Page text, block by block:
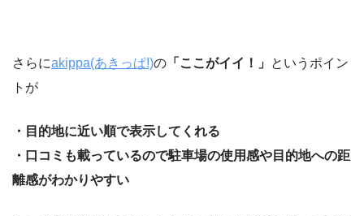
さらにakippa(あきっぱ!)の 「ここがイイ！」 というポイン
トが
・目的地に近い順で表示してくれる
・口コミも載っているので駐車場の使用感や目的地への距
離感がわかりやすい